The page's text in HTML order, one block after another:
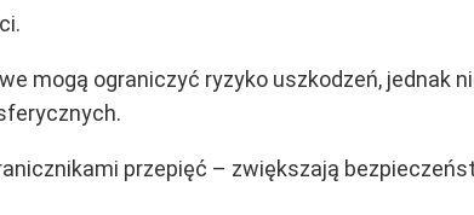
mogą ograniczyć ryzyko uszkodzeń, jednak
przepięć – zwiększają